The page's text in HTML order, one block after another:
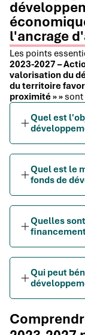
l'ancrage
Les points
2023-2027 –
valorisation du
du territoire
proximité » » sont
Quel est
Quel est le
fonds de
Quelles
financement
Qui peut